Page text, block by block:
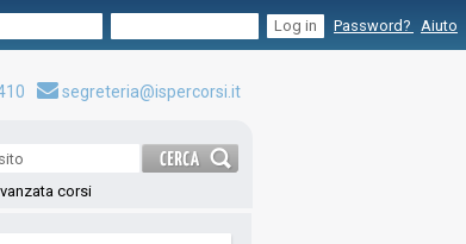
Password? Aiuto
segreteria@ispercorsi.it
corsi